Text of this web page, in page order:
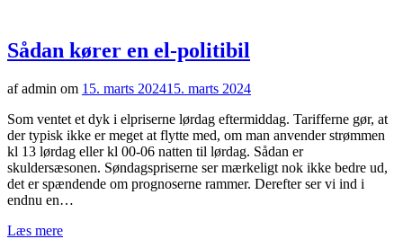
Sådan kører en el-politibil
af admin om 15. marts 202415. marts 2024
Som ventet et dyk i elpriserne lørdag eftermiddag. Tarifferne gør, at
der typisk ikke er meget at flytte med, om man anvender strømmen
kl 13 lørdag eller kl 00-06 natten til lørdag. Sådan er
skuldersæsonen. Søndagspriserne ser mærkeligt nok ikke bedre ud,
det er spændende om prognoserne rammer. Derefter ser vi ind i
endnu en…
Læs mere